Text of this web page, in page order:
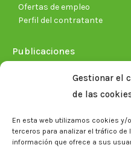
Gestionar el
de las
En esta web utilizamos cookies y/
terceros para analizar el tráfico de
información que ofrece a sus
Ofertas de empleo
Perfil del contratante
Publicaciones
Memorias corporativas
Biblioteca. Repositorio
Sala de prensa
Noticias